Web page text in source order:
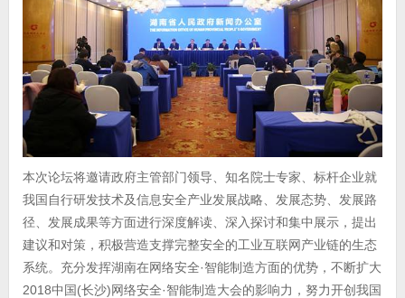
本次论坛将邀请政府主管部门领导、知名院士专家、标杆企业就
我国自行研发技术及信息安全产业发展战略、发展态势、发展路
径、发展成果等方面进行深度解读、深入探讨和集中展示，提出
建议和对策，积极营造支撑完整安全的工业互联网产业链的生态
系统。充分发挥湖南在网络安全·智能制造方面的优势，不断扩大
2018中国(长沙)网络安全·智能制造大会的影响力，努力开创我国